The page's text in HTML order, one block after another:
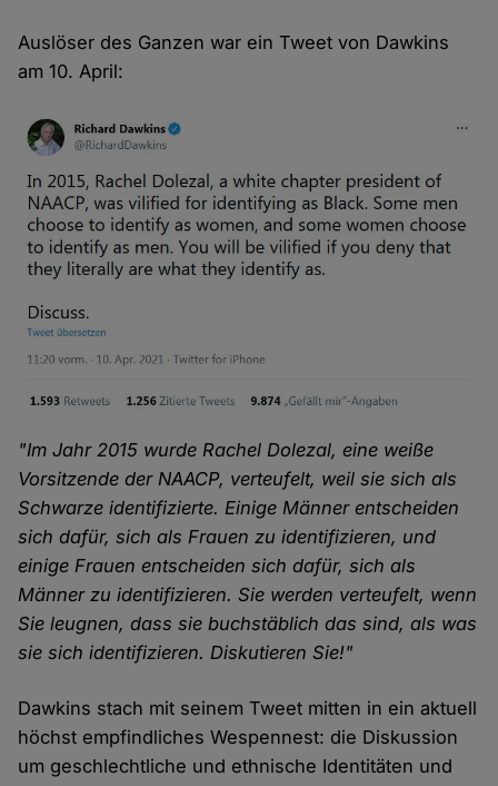
Auslöser des Ganzen war ein Tweet von Dawkins
am 10. April:
"Im Jahr 2015 wurde Rachel Dolezal, eine weiße
Vorsitzende der NAACP, verteufelt, weil sie sich als
Schwarze identifizierte. Einige Männer entscheiden
sich dafür, sich als Frauen zu identifizieren, und
einige Frauen entscheiden sich dafür, sich als
Männer zu identifizieren. Sie werden verteufelt, wenn
Sie leugnen, dass sie buchstäblich das sind, als was
sie sich identifizieren. Diskutieren Sie!"
Dawkins stach mit seinem Tweet mitten in ein aktuell
höchst empfindliches Wespennest: die Diskussion
um geschlechtliche und ethnische Identitäten und